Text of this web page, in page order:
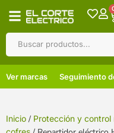
Ver marcas Seguimiento
Inicio / Protección y control